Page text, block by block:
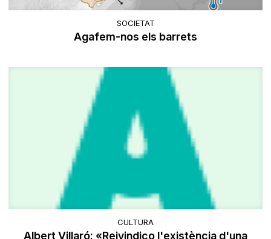
SOCIETAT
Agafem-nos els barrets
CULTURA
Albert Villaró: «Reivindico l'existència d'una